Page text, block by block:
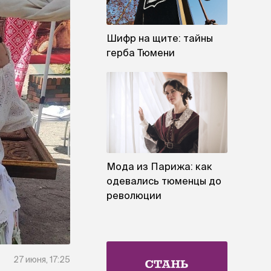
27 июня, 17:25
Шифр на щите: тайны
герба Тюмени
Мода из Парижа: как
одевались тюменцы до
революции